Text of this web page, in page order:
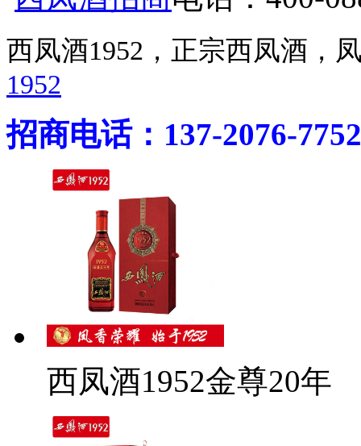
西凤酒1952，正宗西凤酒
1952
招商电话：137-2076-7752
西凤酒1952金尊20年